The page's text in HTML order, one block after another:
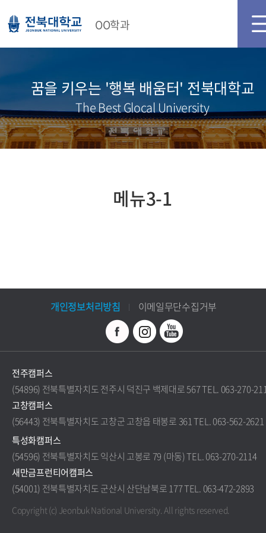
OO학과
꿈을 키우는 '행복 배움터' 전북대학교
The Best Glocal University
메뉴3-1
개인정보처리방침 이메일무단수집거부
전주캠퍼스
(54896) 전북특별자치도 전주시 덕진구 백제대로 567 TEL. 063-270-
고창캠퍼스
(56443) 전북특별자치도 고창군 고창읍 태봉로 361 TEL. 063-562-2621
특성화캠퍼스
(54596) 전북특별자치도 익산시 고봉로 79 (마동) TEL. 063-270-2114
새만금프런티어캠퍼스
(54001) 전북특별자치도 군산시 산단남북로 177 TEL. 063-472-2893
Copyright (c) Jeonbuk National University.All rights reserved.